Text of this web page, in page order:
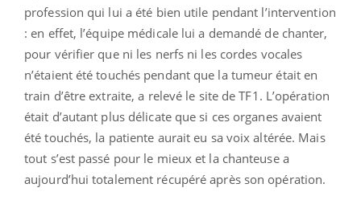
profession qui lui a été bien utile pendant l’intervention
: en effet, l’équipe médicale lui a demandé de chanter,
pour vérifier que ni les nerfs ni les cordes vocales
n’étaient été touchés pendant que la tumeur était en
train d’être extraite, a relevé le site de TF1. L’opération
était d’autant plus délicate que si ces organes avaient
été touchés, la patiente aurait eu sa voix altérée. Mais
tout s’est passé pour le mieux et la chanteuse a
aujourd’hui totalement récupéré après son opération.